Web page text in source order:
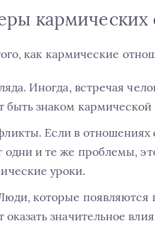
как кармические
Иногда, встречая
знаком кармической
Если в
и те же проблемы,
уроки.
которые
значительное